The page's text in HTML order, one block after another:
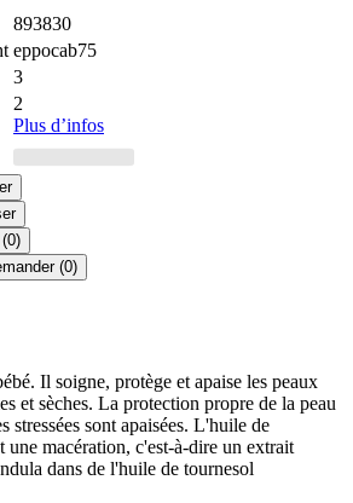
893830
eppocab75
3
2
Plus d’infos
(0)
Il soigne, protège et apaise les peaux
et sèches. La protection propre de la peau
stressées sont apaisées. L'huile de
une macération, c'est-à-dire un extrait
dans de l'huile de tournesol